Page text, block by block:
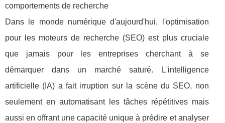
comportements de recherche
Dans le monde numérique d'aujourd'hui, l'optimisation
pour les moteurs de recherche (SEO) est plus cruciale
que jamais pour les entreprises cherchant à se
démarquer dans un marché saturé. L'intelligence
artificielle (IA) a fait irruption sur la scène du SEO, non
seulement en automatisant les tâches répétitives mais
aussi en offrant une capacité unique à prédire et analyser